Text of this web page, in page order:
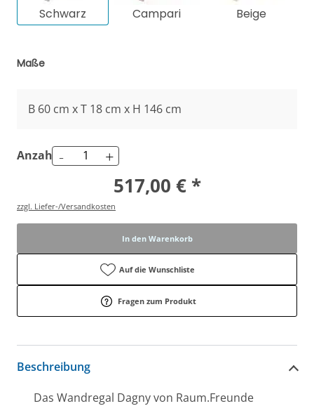
Schwarz Campari Beige
Maße
B 60 cm x T 18 cm x H 146 cm
Anzahl - +
517,00 € *
zzgl. Liefer-/Versandkosten
In den Warenkorb
Auf die Wunschliste
Fragen zum Produkt
Beschreibung
Das Wandregal Dagny von Raum.Freunde